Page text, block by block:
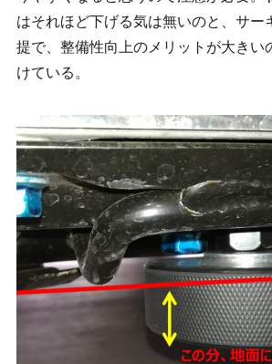
はそれほど下げる気は無いのと、サー
提で、整備性向上のメリットが大きい
けている。